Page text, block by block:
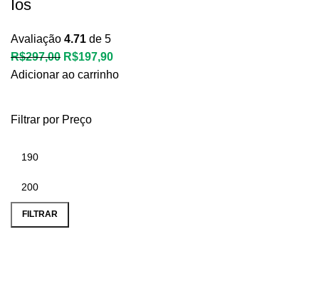
Filtrar por Preço
FILTRAR
Ios
Avaliação 4.71 de 5
R$297,00 R$197,90
Adicionar ao carrinho